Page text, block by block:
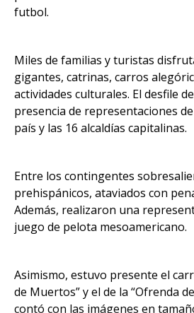
futbol.
Miles de familias y turistas
gigantes, catrinas, carros
actividades culturales. El desfile
presencia de representaciones
país y las 16 alcaldías capitalinas.
Entre los contingentes
prehispánicos, ataviados con
Además, realizaron una
juego de pelota mesoamericano.
Asimismo, estuvo presente el
de Muertos” y el de la “Ofrenda
contó con las imágenes en